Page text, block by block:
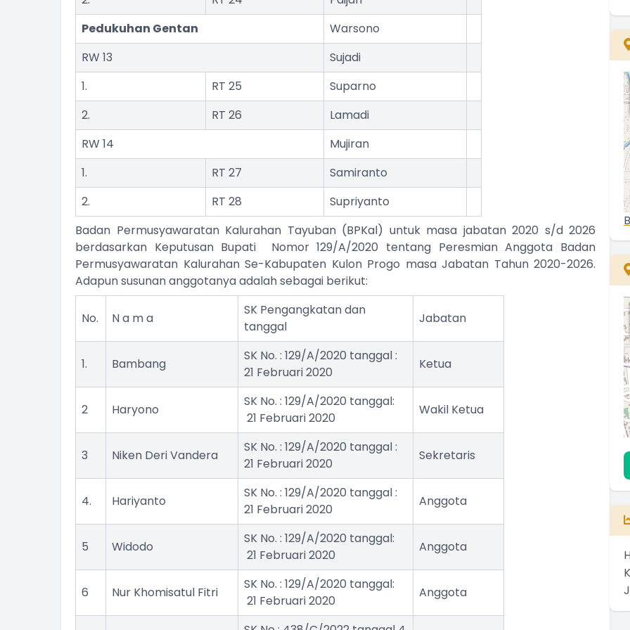
Pedukuhan Gentan
Warsono
RW 13
Sujadi
1.
RT 25
Suparno
2.
RT 26
Lamadi
RW 14
Mujiran
1.
RT 27
Samiranto
2.
RT 28
Supriyanto
Badan Permusyawaratan Kalurahan Tayuban (BPKal) untuk masa jabatan 2020 s/d 2026
berdasarkan Keputusan Bupati Nomor 129/A/2020 tentang Peresmian Anggota Badan
Permusyawaratan Kalurahan Se-Kabupaten Kulon Progo masa Jabatan Tahun 2020-2026.
Adapun susunan anggotanya adalah sebagai berikut:
No. N a m a
SK Pengangkatan dan
tanggal
Jabatan
1. Bambang
SK No. : 129/A/2020 tanggal :
21 Februari 2020
Ketua
2 Haryono
SK No. : 129/A/2020 tanggal:
21 Februari 2020
Wakil Ketua
3 Niken Deri Vandera
SK No. : 129/A/2020 tanggal :
21 Februari 2020
Sekretaris
4. Hariyanto
SK No. : 129/A/2020 tanggal :
21 Februari 2020
Anggota
5 Widodo
SK No. : 129/A/2020 tanggal:
21 Februari 2020
Anggota
6 Nur Khomisatul Fitri
SK No. : 129/A/2020 tanggal:
21 Februari 2020
Anggota